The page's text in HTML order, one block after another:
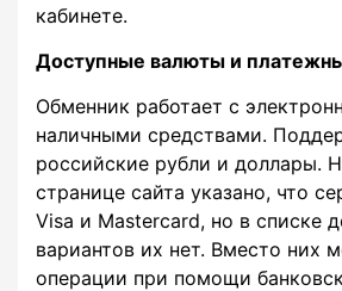
кабинете.
Доступные валюты и
Обменник работает с
наличными средствами.
российские рубли и доллары.
странице сайта указано, что
Visa и Mastercard, но в списке
вариантов их нет. Вместо них
операции при помощи